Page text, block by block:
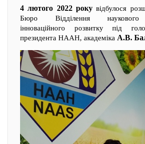
4 лютого 2022 року відбулося
Бюро Відділення наукового
інноваційного розвитку під
президента НААН, академіка А.В.